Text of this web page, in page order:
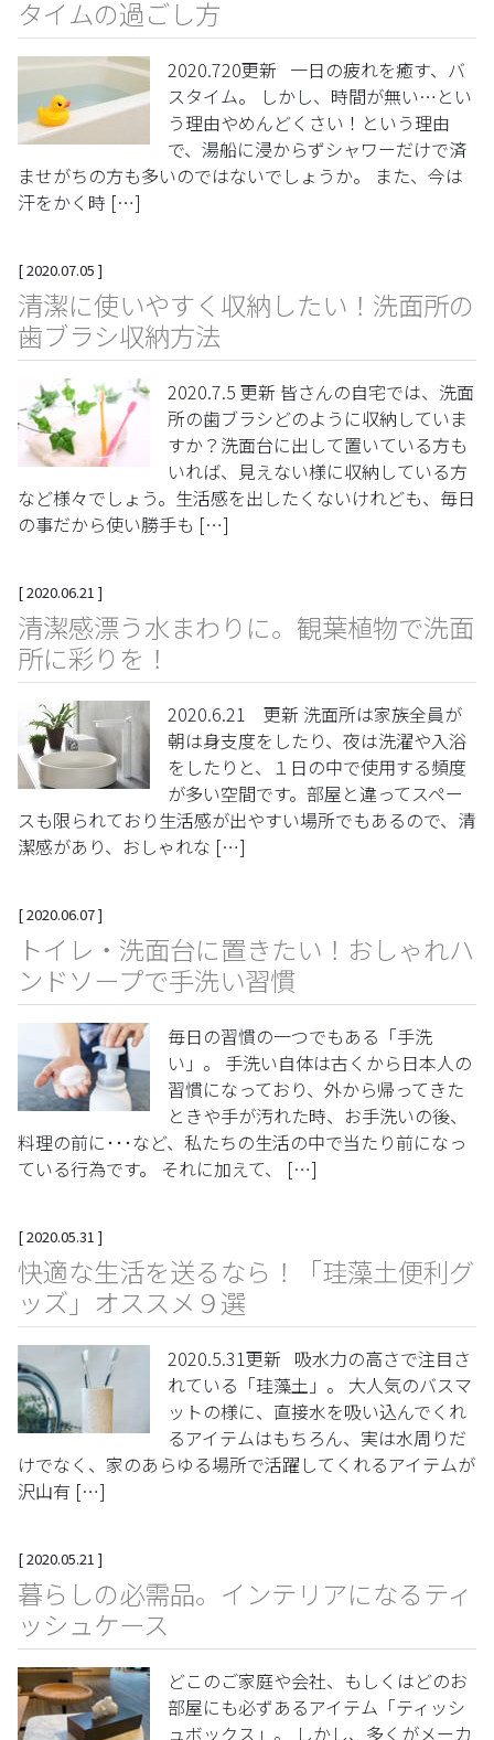
タイムの過ごし方
2020.720更新 一日の疲れを癒す、バ
スタイム。 しかし、時間が無い…とい
う理由やめんどくさい！という理由
で、湯船に浸からずシャワーだけで済
ませがちの方も多いのではないでしょうか。 また、今は
汗をかく時 […]
[2020.07.05 ]
清潔に使いやすく収納したい！洗面所の
歯ブラシ収納方法
2020.7.5 更新 皆さんの自宅では、洗面
所の歯ブラシどのように収納していま
すか？洗面台に出して置いている方も
いれば、見えない様に収納している方
など様々でしょう。生活感を出したくないけれども、毎日
の事だから使い勝手も […]
[2020.06.21 ]
清潔感漂う水まわりに。観葉植物で洗面
所に彩りを！
2020.6.21 更新 洗面所は家族全員が
朝は身支度をしたり、夜は洗濯や入浴
をしたりと、１日の中で使用する頻度
が多い空間です。部屋と違ってスペー
スも限られており生活感が出やすい場所でもあるので、清
潔感があり、おしゃれな […]
[2020.06.07]
トイレ・洗面台に置きたい！おしゃれハ
ンドソープで手洗い習慣
毎日の習慣の一つでもある「手洗
い」。 手洗い自体は古くから日本人の
習慣になっており、外から帰ってきた
ときや手が汚れた時、お手洗いの後、
料理の前に･･･など、私たちの生活の中で当たり前になっ
ている行為です。 それに加えて、 […]
[2020.05.31 ]
快適な生活を送るなら！「珪藻土便利グ
ッズ」オススメ９選
2020.5.31更新 吸水力の高さで注目さ
れている「珪藻土」。 大人気のバスマ
ットの様に、直接水を吸い込んでくれ
るアイテムはもちろん、実は水周りだ
けでなく、家のあらゆる場所で活躍してくれるアイテムが
沢山有 […]
[2020.05.21 ]
暮らしの必需品。インテリアになるティ
ッシュケース
どこのご家庭や会社、もしくはどのお
部屋にも必ずあるアイテム「ティッシ
ュボックス」。 しかし、多くがメーカ